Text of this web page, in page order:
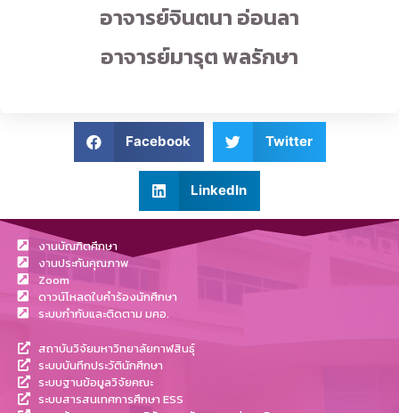
อาจารย์จินตนา อ่อนลา
อาจารย์มารุต พลรักษา
Facebook Twitter
LinkedIn
งานบัณฑิตศึกษา
งานประกันคุณภาพ
Zoom
ดาวน์โหลดใบคำร้องนักศึกษา
ระบบกำกับและติดตาม มคอ.
สถาบันวิจัยมหาวิทยาลัยกาฬสินธุ์
ระบบบันทึกประวัตินักศึกษา
ระบบฐานข้อมูลวิจัยคณะ
ระบบสารสนเทศการศึกษา ESS